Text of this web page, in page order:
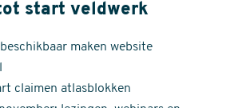
start veldwerk
maken website
claimen atlasblokken